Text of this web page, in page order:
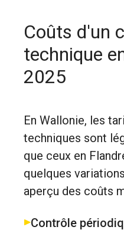
Coûts d'un
technique
2025
En Wallonie, les
techniques sont
que ceux en
quelques
aperçu des coûts
Contrôle